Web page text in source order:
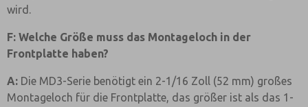
wird.
F: Welche Größe muss das Montageloch in der
Frontplatte haben?
A: Die MD3-Serie benötigt ein 2-1/16 Zoll (52 mm) großes
Montageloch für die Frontplatte, das größer ist als das 1-